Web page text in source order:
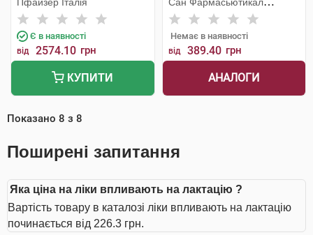
Є в наявності
від 2574.10 грн
КУПИТИ
Індастріз
Немає в наявності
від 389.40 грн
АНАЛОГИ
Показано 8 з 8
Поширені запитання
Яка ціна на ліки впливають на лактацію ?
Вартість товару в каталозі ліки впливають на лактацію
починається від 226.3 грн.